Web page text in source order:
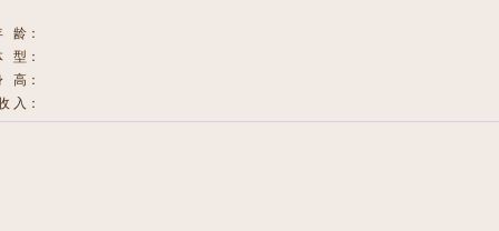
龄：
型：
高：
入：